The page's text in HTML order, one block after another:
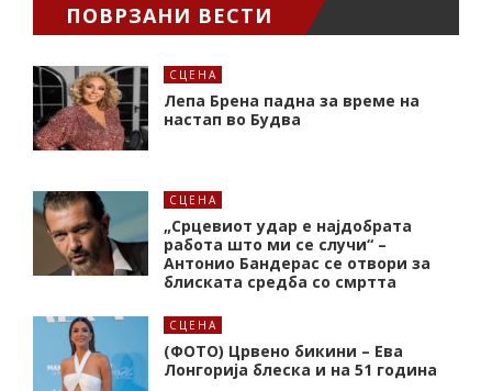
ПОВРЗАНИ ВЕСТИ
СЦЕНА
Лепа Брена падна за време на
настап во Будва
СЦЕНА
„Срцевиот удар е најдобрата
работа што ми се случи“ –
Антонио Бандерас се отвори за
блиската средба со смртта
СЦЕНА
(ФОТО) Црвено бикини – Ева
Лонгорија блеска и на 51 година